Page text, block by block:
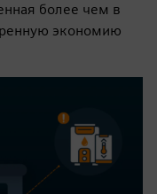
более чем в
экономию